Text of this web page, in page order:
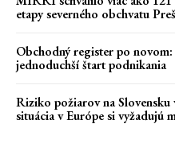
etapy severného obchvatu
Obchodný register po
jednoduchší štart podnikania
Riziko požiarov na Slovensku
situácia v Európe si vyžadujú